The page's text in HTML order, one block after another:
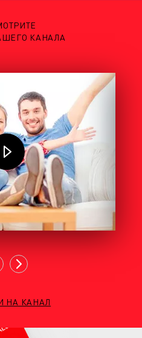
КАНАЛА
НА КАНАЛ